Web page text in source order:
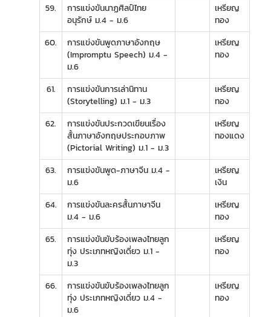
59.
การแข่งขันนาฏศิลป์ไทย
อนุรักษ์ ม.4 - ม.6
เหรียญ
ทอง
60.
การแข่งขันพูดภาษาอังกฤษ
(Impromptu Speech) ม.4 -
ม.6
เหรียญ
ทอง
61.
การแข่งขันการเล่านิทาน
(Storytelling) ม.1 - ม.3
เหรียญ
ทอง
62.
การแข่งขันประกวดเขียนเรื่อง
สั้นภาษาอังกฤษประกอบภาพ
(Pictorial Writing) ม.1 - ม.3
เหรียญ
ทองแดง
63.
การแข่งขันพูด-ภาษาจีน ม.4 -
ม.6
เหรียญ
เงิน
64.
การแข่งขันละครสั้นภาษาจีน
ม.4 - ม.6
เหรียญ
ทอง
65.
การแข่งขันขับร้องเพลงไทยลูก
ทุ่ง ประเภทหญิงเดี่ยว ม.1 -
ม.3
เหรียญ
ทอง
66.
การแข่งขันขับร้องเพลงไทยลูก
ทุ่ง ประเภทหญิงเดี่ยว ม.4 -
ม.6
เหรียญ
ทอง